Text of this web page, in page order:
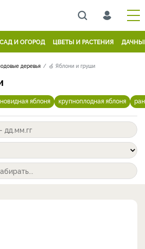
САД И ОГОРОД ЦВЕТЫ И РАСТЕНИЯ
деревья 🍏 Яблони и груши
яблоня крупноплодная яблоня